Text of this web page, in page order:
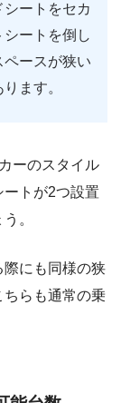
ートをセカ
ートを倒し
ースが狭い
ます。
ーのスタイル
トが2つ設置
。
際にも同様の狭
ちらも通常の乗